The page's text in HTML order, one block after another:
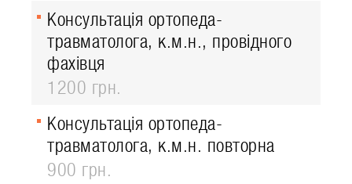
Консультація ортопеда-
травматолога, к.м.н., провідного
фахівця
1200 грн.
Консультація ортопеда-
травматолога, к.м.н. повторна
900 грн.